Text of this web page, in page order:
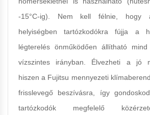
-15°C-ig). Nem kell félnie, hogy
helyiségben tartózkodókra fújja a
légterelés önműködően állítható
vízszintes irányban. Élvezheti a jó
hiszen a Fujitsu mennyezeti
frisslevegő beszívásra, így
tartózkodók megfelelő